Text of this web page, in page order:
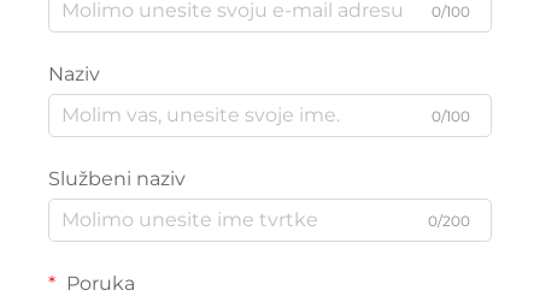
0/100
Naziv
0/100
Službeni naziv
0/200
Poruka